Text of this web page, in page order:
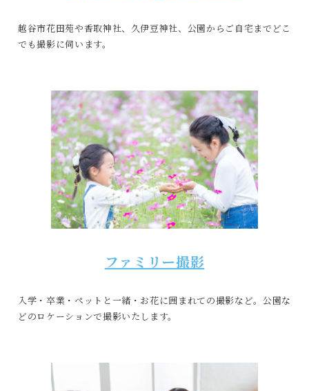
越谷市花田苑や香取神社、久伊豆神社、公園からご自宅までどこ
でも撮影に伺います。
ファミリー撮影
入学・卒業・ペットと一緒・お花に囲まれての撮影など。公園な
どのロケーションで撮影いたします。